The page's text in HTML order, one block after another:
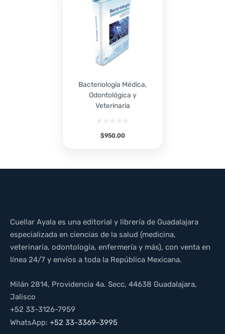
Bacteriología Médica,
Odontológica y
Veterinaria
$950.00
Cuellar Ayala es una editorial y librería de Guadalajara
especializada en ciencias de la salud (medicina,
veterinaria, odontología, enfermería y más), con venta en
línea 24/7 y envíos a toda la República Mexicana.
Milán 2814, Providencia 4a. Secc, 44638 Guadalajara,
Jalisco
+52 33-3126-7959
WhatsApp: +52 33-3369-3995